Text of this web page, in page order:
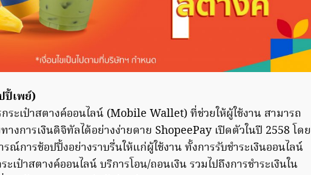
ปี้เพย์)
ระเป๋าสตางค์ออนไลน์ (Mobile Wallet) ที่ช่วยให้ผู้ใช้งาน สามารถ
างการเงินดิจิทัลได้อย่างง่ายดาย ShopeePay เปิดตัวในปี 2558 โดย
ณ์การช้อปปิ้งอย่างราบรื่นให้แก่ผู้ใช้งาน ทั้งการรับชำระเงินออนไลน์
เป๋าสตางค์ออนไลน์ บริการโอน/ถอนเงิน รวมไปถึงการชำระเงินใน